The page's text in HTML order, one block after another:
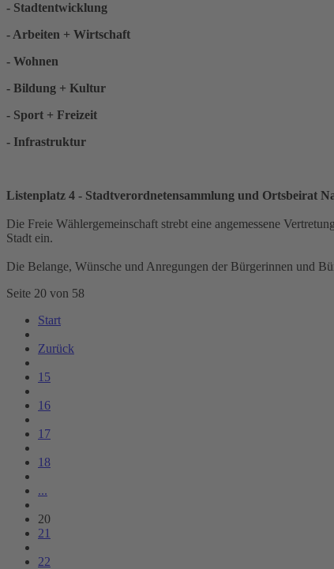
- Stadtentwicklung
- Arbeiten + Wirtschaft
- Wohnen
- Bildung + Kultur
- Sport + Freizeit
- Infrastruktur
Listenplatz 4 - Stadtverordnetensammlung und Ortsbeirat
Die Freie Wählergemeinschaft strebt eine angemessene
Stadt ein.
Die Belange, Wünsche und Anregungen der Bürgerinnen und
Seite 20 von 58
Start
Zurück
15
16
17
18
...
20
21
22